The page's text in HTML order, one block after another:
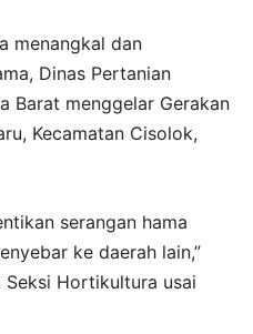
menangkal dan
Dinas Pertanian
Barat menggelar Gerakan
Kecamatan Cisolok,
serangan hama
ke daerah lain,”
Seksi Hortikultura usai